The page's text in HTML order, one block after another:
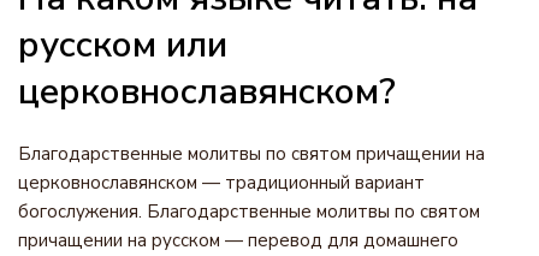
русском или
церковнославянском?
Благодарственные молитвы по святом причащении на
церковнославянском — традиционный вариант
богослужения. Благодарственные молитвы по святом
причащении на русском — перевод для домашнего